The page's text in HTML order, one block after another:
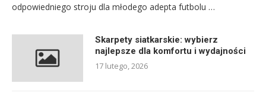
odpowiedniego stroju dla młodego adepta futbolu …
Skarpety siatkarskie: wybierz
najlepsze dla komfortu i wydajności
17 lutego, 2026